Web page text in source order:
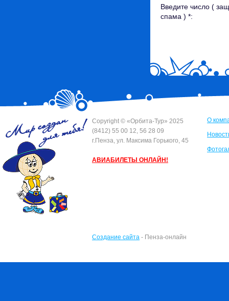
Введите число (
спама ) *:
Сopyright © «Орбита-Тур» 2025
(8412) 55 00 12, 56 28 09
г.Пенза, ул. Максима Горького, 45
АВИАБИЛЕТЫ ОНЛАЙН!
Создание сайта - Пенза-онлайн
О